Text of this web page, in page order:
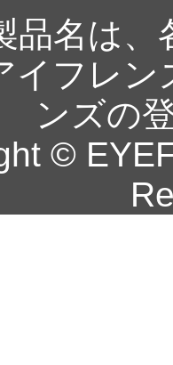
名は、
イフレ
ンズの
©